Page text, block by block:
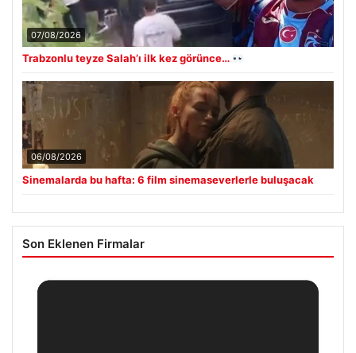
07/08/2026
Trabzonlu teyze Salah’ı ilk kez görünce…
06/08/2026
Sinemalarda bu hafta: 6 film sinemaseverlerle buluşacak
Son Eklenen Firmalar